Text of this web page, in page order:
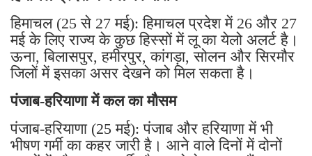
हिमाचल (25 से 27 मई): हिमाचल प्रदेश में 26 और 27
मई के लिए राज्य के कुछ हिस्सों में लू का येलो अलर्ट है।
ऊना, बिलासपुर, हमीरपुर, कांगड़ा, सोलन और सिरमौर
जिलों में इसका असर देखने को मिल सकता है।
पंजाब-हरियाणा में कल का मौसम
पंजाब-हरियाणा (25 मई): पंजाब और हरियाणा में भी
भीषण गर्मी का कहर जारी है। आने वाले दिनों में दोनों
राज्यों में और ज्यादा गर्मी और बढ़ने के आसार हैं। Kal